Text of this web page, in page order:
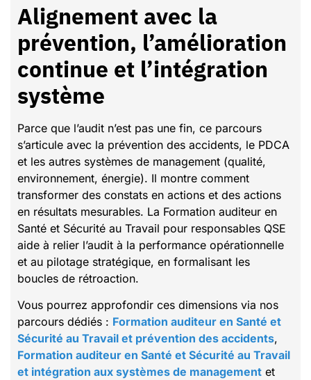
Alignement avec la
prévention, l’amélioration
continue et l’intégration
système
Parce que l’audit n’est pas une fin, ce parcours
s’articule avec la prévention des accidents, le PDCA
et les autres systèmes de management (qualité,
environnement, énergie). Il montre comment
transformer des constats en actions et des actions
en résultats mesurables. La Formation auditeur en
Santé et Sécurité au Travail pour responsables QSE
aide à relier l’audit à la performance opérationnelle
et au pilotage stratégique, en formalisant les
boucles de rétroaction.
Vous pourrez approfondir ces dimensions via nos
parcours dédiés : Formation auditeur en Santé et
Sécurité au Travail et prévention des accidents,
Formation auditeur en Santé et Sécurité au Travail
et intégration aux systèmes de management et